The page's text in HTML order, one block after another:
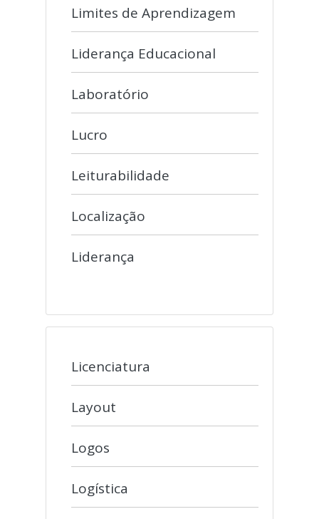
Limites de Aprendizagem
Liderança Educacional
Laboratório
Lucro
Leiturabilidade
Localização
Liderança
Licenciatura
Layout
Logos
Logística